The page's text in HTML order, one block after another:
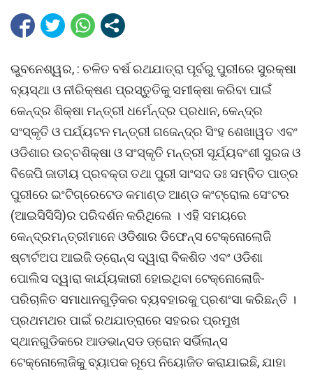
ଭୁବନେଶ୍ୱର, : ଚଳିତ ବର୍ଷ ରଥଯାତ୍ରା ପୂର୍ବରୁ ପୁରୀରେ ସୁରକ୍ଷା
ବ୍ୟସ୍ଥା ଓ ନୀରିକ୍ଷଣ ପ୍ରସ୍ତୁତିକୁ ସମୀକ୍ଷା କରିବା ପାଇଁ
କେନ୍ଦ୍ର ଶିକ୍ଷା ମନ୍ତ୍ରୀ ଧର୍ମେନ୍ଦ୍ର ପ୍ରଧାନ, କେନ୍ଦ୍ର
ସଂସ୍କୃତି ଓ ପର୍ଯ୍ୟଟନ ମନ୍ତ୍ରୀ ଗଜେନ୍ଦ୍ର ସିଂହ ଶେଖାୱତ ଏବଂ
ଓଡିଶାର ଉଚ୍ଚଶିକ୍ଷା ଓ ସଂସ୍କୃତି ମନ୍ତ୍ରୀ ସୂର୍ଯ୍ୟବଂଶୀ ସୁରଜ ଓ
ବିଜେପି ଜାତୀୟ ପ୍ରବକ୍ତା ତଥା ପୁରୀ ସାଂସଦ ଡଃ ସମ୍ବିତ ପାତ୍ର
ପୁରୀରେ ଇଂଟିଗ୍ରେଟେଡ କମାଣ୍ଡ ଆଣ୍ଡ କଂଟ୍ରୋଲ ସେଂଟର
(ଆଇସିସିସି)ର ପରିଦର୍ଶନ କରିଥିଲେ । ଏହି ସମୟରେ
କେନ୍ଦ୍ରମନ୍ତ୍ରୀମାନେ ଓଡିଶାର ଡିଫେନ୍ସ ଟେକ୍ନୋଲୋଜି
ଷ୍ଟାର୍ଟଅପ ଆଇଜି ଡ୍ରୋନ୍‌ସ ଦ୍ୱାରା ବିକଶିତ ଏବଂ ଓଡିଶା
ପୋଲିସ ଦ୍ୱାରା କାର୍ଯ୍ୟକାରୀ ହୋଇଥିବା ଟେକ୍ନୋଲୋଜି-
ପରିଚାଳିତ ସମାଧାନଗୁଡ଼ିକର ବ୍ୟବହାରକୁ ପ୍ରଶଂସା କରିଛନ୍ତି ।
ପ୍ରଥମଥର ପାଇଁ ରଥଯାତ୍ରାରେ ସହରର ପ୍ରମୁଖ
ସ୍ଥାନଗୁଡିକରେ ଆଡଭାନ୍ସଡ ଡ୍ରୋନ ସର୍ଭିଲାନ୍ସ
ଟେକ୍ନୋଲୋଜିକୁ ବ୍ୟାପକ ରୂପେ ନିୟୋଜିତ କରାଯାଇଛି, ଯାହା